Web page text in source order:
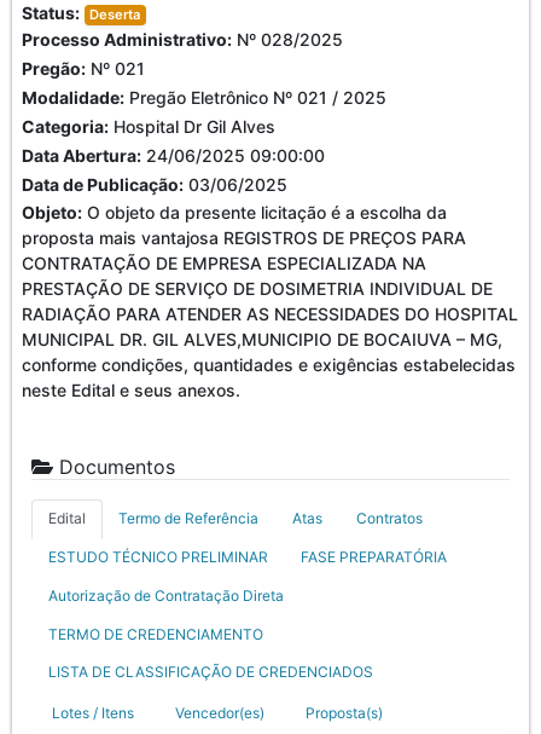
Status: Deserta
Processo Administrativo: Nº 028/2025
Pregão: Nº 021
Modalidade: Pregão Eletrônico Nº 021 / 2025
Categoria: Hospital Dr Gil Alves
Data Abertura: 24/06/2025 09:00:00
Data de Publicação: 03/06/2025
Objeto: O objeto da presente licitação é a escolha da
proposta mais vantajosa REGISTROS DE PREÇOS PARA
CONTRATAÇÃO DE EMPRESA ESPECIALIZADA NA
PRESTAÇÃO DE SERVIÇO DE DOSIMETRIA INDIVIDUAL DE
RADIAÇÃO PARA ATENDER AS NECESSIDADES DO HOSPITAL
MUNICIPAL DR. GIL ALVES,MUNICIPIO DE BOCAIUVA – MG,
conforme condições, quantidades e exigências estabelecidas
neste Edital e seus anexos.
Documentos
Edital Termo de Referência Atas Contratos
ESTUDO TÉCNICO PRELIMINAR FASE PREPARATÓRIA
Autorização de Contratação Direta
TERMO DE CREDENCIAMENTO
LISTA DE CLASSIFICAÇÃO DE CREDENCIADOS
Lotes / Itens Vencedor(es) Proposta(s)